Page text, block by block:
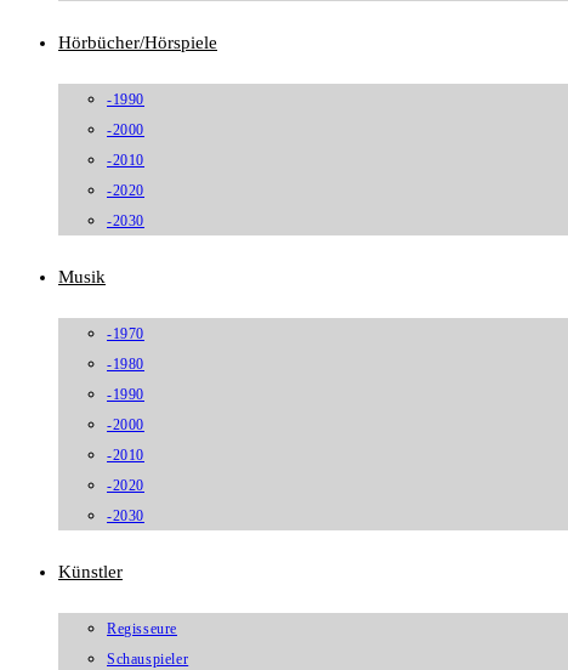
Hörbücher/Hörspiele
-1990
-2000
-2010
-2020
-2030
Musik
-1970
-1980
-1990
-2000
-2010
-2020
-2030
Künstler
Regisseure
Schauspieler